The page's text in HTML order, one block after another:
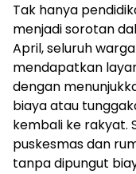
Tak hanya
menjadi sorotan
April, seluruh
mendapatkan
dengan
biaya atau
kembali ke rakyat.
puskesmas dan
tanpa dipungut